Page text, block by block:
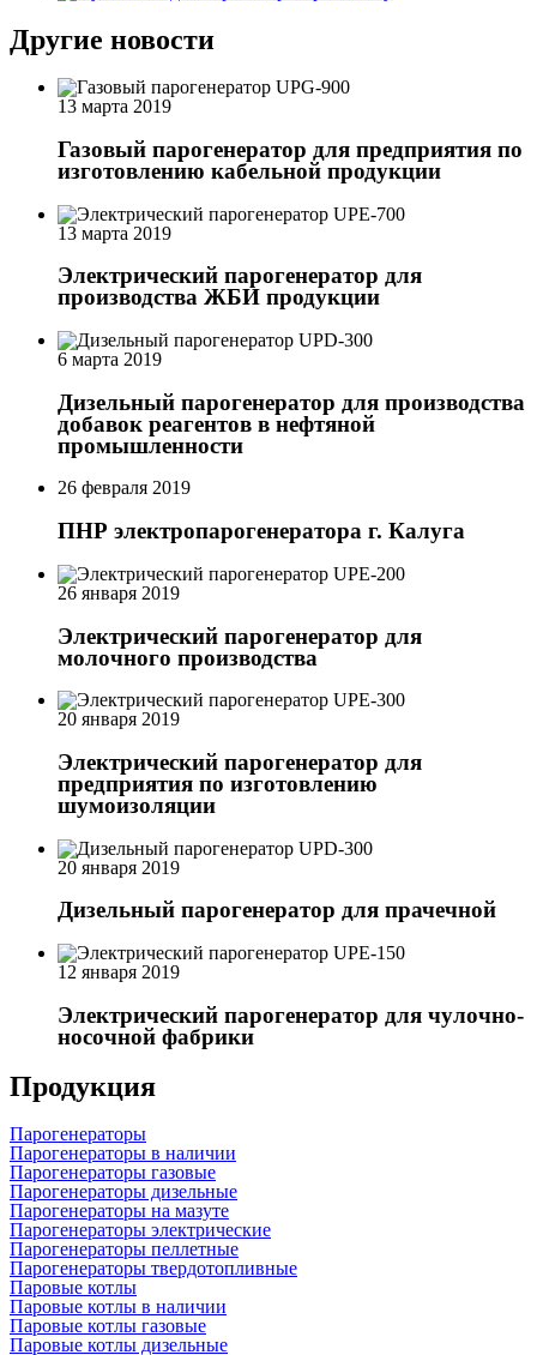
Другие новости
13 марта 2019
Газовый парогенератор для предприятия по
изготовлению кабельной продукции
13 марта 2019
Электрический парогенератор для
производства ЖБИ продукции
6 марта 2019
Дизельный парогенератор для производства
добавок реагентов в нефтяной
промышленности
26 февраля 2019
ПНР электропарогенератора г. Калуга
26 января 2019
Электрический парогенератор для
молочного производства
20 января 2019
Электрический парогенератор для
предприятия по изготовлению
шумоизоляции
20 января 2019
Дизельный парогенератор для прачечной
12 января 2019
Электрический парогенератор для чулочно-
носочной фабрики
Продукция
Парогенераторы
Парогенераторы в наличии
Парогенераторы газовые
Парогенераторы дизельные
Парогенераторы на мазуте
Парогенераторы электрические
Парогенераторы пеллетные
Парогенераторы твердотопливные
Паровые котлы
Паровые котлы в наличии
Паровые котлы газовые
Паровые котлы дизельные